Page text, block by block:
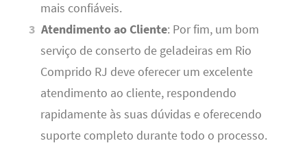
mais confiáveis.
Atendimento ao Cliente: Por fim, um bom
serviço de conserto de geladeiras em Rio
Comprido RJ deve oferecer um excelente
atendimento ao cliente, respondendo
rapidamente às suas dúvidas e oferecendo
suporte completo durante todo o processo.